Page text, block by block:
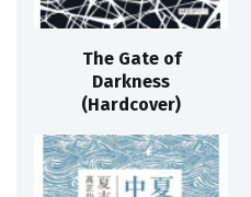
The Gate of
Darkness
(Hardcover)